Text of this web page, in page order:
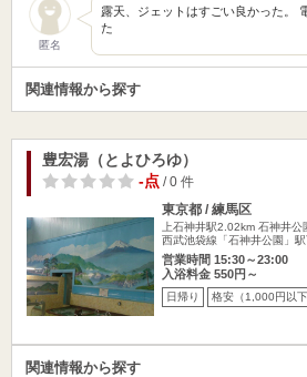
匿名
露天、ジェットはすごい良かった。
た
関連情報から探す
豊宏湯（とよひろゆ）
-点/ 0 件
東京都 / 練馬区
上石神井駅2.02km 石神井公
西武池袋線「石神井公園」
営業時間 15:30～23:00
入浴料金 550円～
日帰り 格安（1,000円以下
関連情報から探す